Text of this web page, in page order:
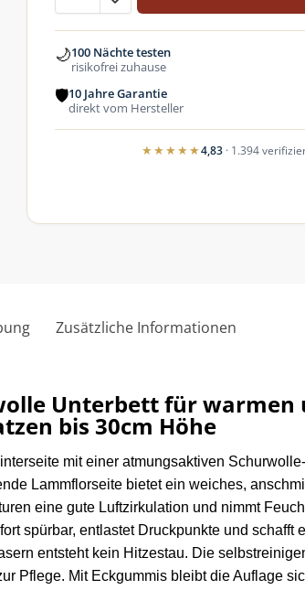
🌙100 Nächte testen
risikofrei zuhause
🛡10 Jahre Garantie
direkt vom Hersteller
★★★★★4,83 · 1.394
Zusätzliche Informationen
Unterbett für warmen
bis 30cm Höhe
mit einer atmungsaktiven
Lammflorseite bietet ein weiches,
eine gute Luftzirkulation und nimmt
spürbar, entlastet Druckpunkte und schafft
entsteht kein Hitzestau. Die
Pflege. Mit Eckgummis bleibt die Auflage